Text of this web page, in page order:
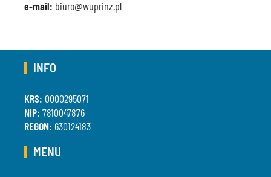
e-mail: biuro@wuprinz.pl
INFO
KRS: 0000295071
NIP: 7810047876
REGON: 630124183
MENU